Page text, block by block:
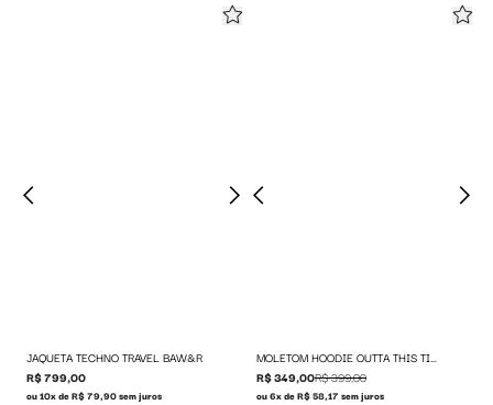
JAQUETA TECHNO TRAVEL BAW&R
R$ 799,00
ou 10x de R$ 79,90 sem juros
MOLETOM HOODIE OUTTA THIS TIE DYE
R$ 349,00R$ 399,00
ou 6x de R$ 58,17 sem juros